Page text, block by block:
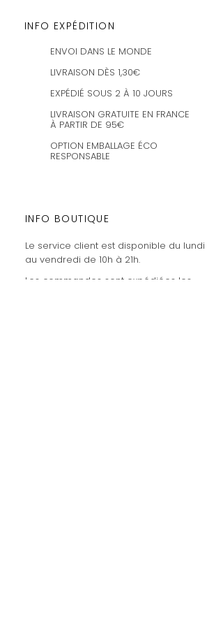
INFO EXPÉDITION
ENVOI DANS LE MONDE
LIVRAISON DÈS 1,30€
EXPÉDIÉ SOUS 2 À 10 JOURS
LIVRAISON GRATUITE EN FRANCE
À PARTIR DE 95€
OPTION EMBALLAGE ÉCO
RESPONSABLE
INFO BOUTIQUE
Le service client est disponible du lundi
au vendredi de 10h à 21h.
Les commandes sont expédiées les